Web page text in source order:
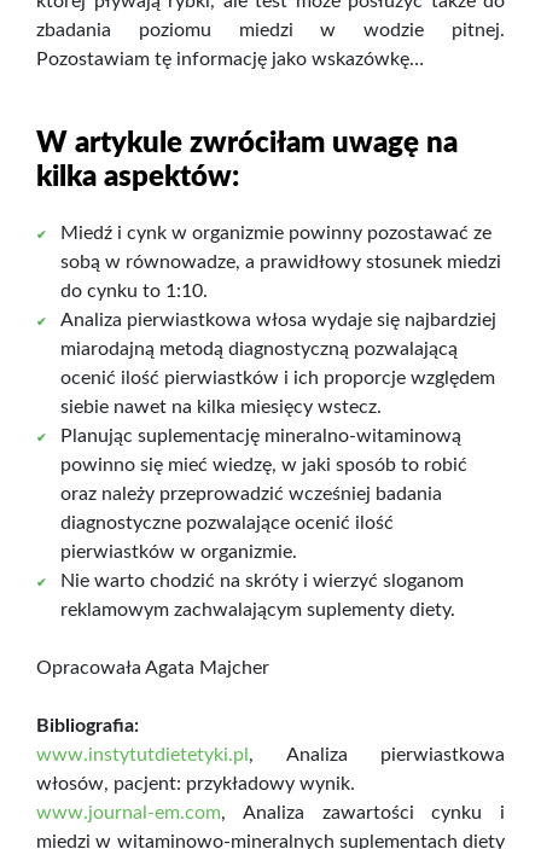
zbadania poziomu miedzi w wodzie pitnej.
Pozostawiam tę informację jako wskazówkę…
W artykule zwróciłam uwagę na
kilka aspektów:
Miedź i cynk w organizmie powinny pozostawać ze
sobą w równowadze, a prawidłowy stosunek miedzi
do cynku to 1:10.
Analiza pierwiastkowa włosa wydaje się najbardziej
miarodajną metodą diagnostyczną pozwalającą
ocenić ilość pierwiastków i ich proporcje względem
siebie nawet na kilka miesięcy wstecz.
Planując suplementację mineralno-witaminową
powinno się mieć wiedzę, w jaki sposób to robić
oraz należy przeprowadzić wcześniej badania
diagnostyczne pozwalające ocenić ilość
pierwiastków w organizmie.
Nie warto chodzić na skróty i wierzyć sloganom
reklamowym zachwalającym suplementy diety.
Opracowała Agata Majcher
Bibliografia:
www.instytutdietetyki.pl , Analiza pierwiastkowa
włosów, pacjent: przykładowy wynik.
www.journal-em.com, Analiza zawartości cynku i
miedzi w witaminowo-mineralnych suplementach diety